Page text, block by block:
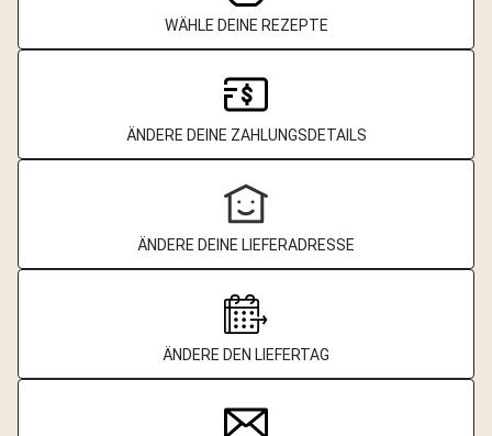
WÄHLE DEINE REZEPTE
ÄNDERE DEINE ZAHLUNGSDETAILS
ÄNDERE DEINE LIEFERADRESSE
ÄNDERE DEN LIEFERTAG